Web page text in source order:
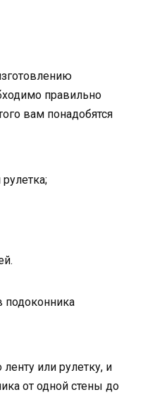
правильно
вам понадобятся
подоконника
или рулетку, и
от одной стены до